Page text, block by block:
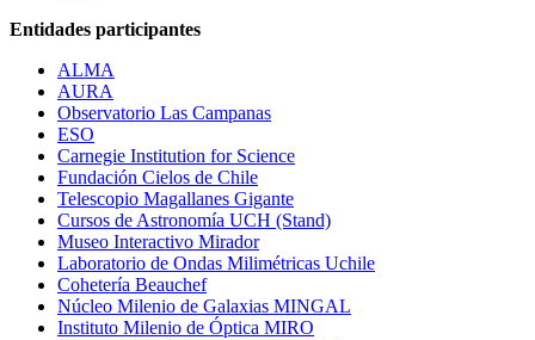
Entidades participantes
ALMA
AURA
Observatorio Las Campanas
ESO
Carnegie Institution for Science
Fundación Cielos de Chile
Telescopio Magallanes Gigante
Cursos de Astronomía UCH (Stand)
Museo Interactivo Mirador
Laboratorio de Ondas Milimétricas Uchile
Cohetería Beauchef
Núcleo Milenio de Galaxias MINGAL
Instituto Milenio de Óptica MIRO